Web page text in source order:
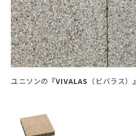
ユニソンの 『VIVALAS （ビバラス）』